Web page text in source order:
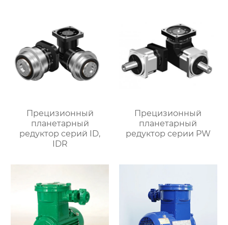
Прецизионный
планетарный
редуктор серий ID,
IDR
Прецизионный
планетарный
редуктор серии PW